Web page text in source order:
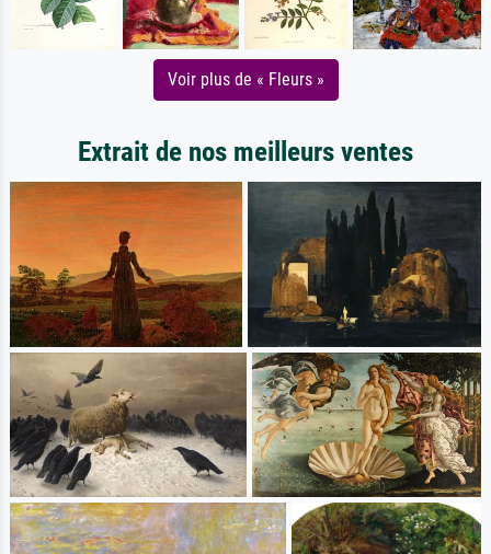
Voir plus de « Fleurs »
Extrait de nos meilleurs ventes